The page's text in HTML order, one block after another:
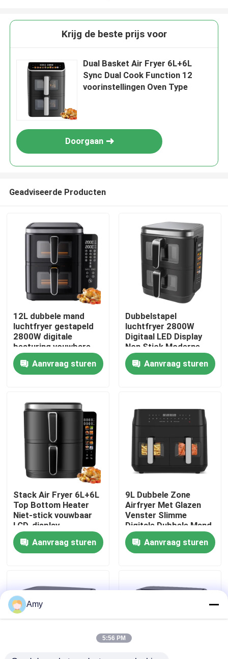
Thuis
Video's
Over ons
Fabriekstocht
Kwaliteitscontrole
Neem contact met ons op
Nieuws
Vraag een offerte
Krijg de beste prijs voor
Dual Basket Air Fryer 6L+6L
Sync Dual Cook Function 12
voorinstellingen Oven Type
Doorgaan
Geadviseerde Producten
12L dubbele mand
luchtfryer gestapeld
2800W digitale
besturing vouwbare
LED menu
Aanvraag sturen
Dubbelstapel
luchtfryer 2800W
Digitaal LED Display
Non Stick Moderne
Aanvraag sturen
Stack Air Fryer 6L+6L
Top Bottom Heater
Niet-stick vouwbaar
LCD-display
Aanvraag sturen
9L Dubbele Zone
Airfryer Met Glazen
Venster Slimme
Digitale Dubbele Mand
Aanvraag sturen
Amy
5:56 PM